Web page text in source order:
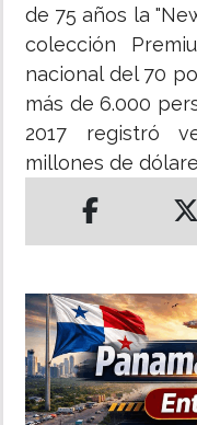
de 75 años la
colección
nacional del 70
más de 6.000
2017 registró
millones de